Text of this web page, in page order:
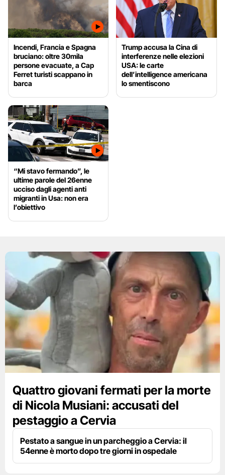
Incendi, Francia e Spagna
bruciano: oltre 30mila
persone evacuate, a Cap
Ferret turisti scappano in
barca
Trump accusa la Cina di
interferenze nelle elezioni
USA: le carte
dell’intelligence americana
lo smentiscono
“Mi stavo fermando”, le
ultime parole del 26enne
ucciso dagli agenti anti
migranti in Usa: non era
l’obiettivo
Quattro giovani fermati per la morte
di Nicola Musiani: accusati del
pestaggio a Cervia
Pestato a sangue in un parcheggio a Cervia: il
54enne è morto dopo tre giorni in ospedale